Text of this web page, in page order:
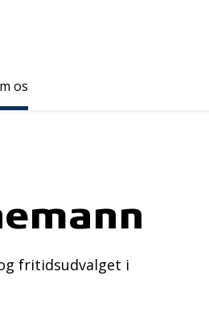
os
fritidsudvalget i